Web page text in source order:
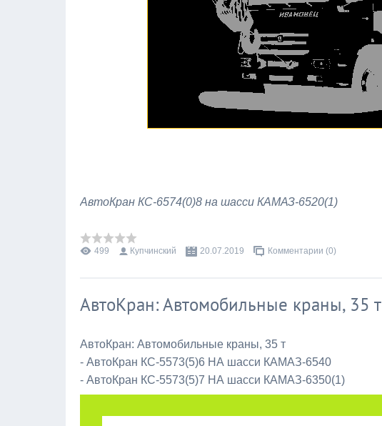
АвтоКран КС-6574(0)8 на шасси КАМАЗ-6520(1)
499 Купчинский 20.07.2019 Комментарии (0)
АвтоКран: Автомобильные краны, 35 т
АвтоКран: Автомобильные краны, 35 т
- АвтоКран КС-5573(5)6 НА шасси КАМАЗ-6540
- АвтоКран КС-5573(5)7 НА шасси КАМАЗ-6350(1)